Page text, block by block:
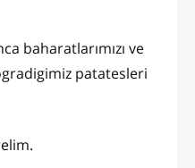
baharatlarımızı ve
patatesleri